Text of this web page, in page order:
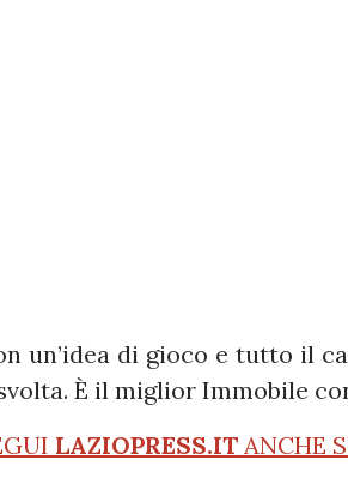
un’idea di gioco e tutto il
È il miglior Immobile
LAZIOPRESS.IT ANCHE